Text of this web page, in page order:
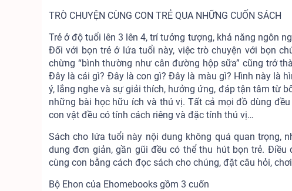
TRÒ CHUYỆN CÙNG CON TRẺ QUA NHỮNG CUỐN SÁCH
Trẻ ở độ tuổi lên 3 lên 4, trí tưởng tượng, khả năng ngôn
Đối với bọn trẻ ở lứa tuổi này, việc trò chuyện với bọn
chừng “bình thường như cân đường hộp sữa” cũng trở
Đây là cái gì? Đây là con gì? Đây là màu gì? Hình này là
ý, lắng nghe và sự giải thích, hưởng ứng, đáp tận tâm từ
những bài học hữu ích và thú vị. Tất cả mọi đồ dùng
con vật đều có tính cách riêng và đặc tính thú vị…
Sách cho lứa tuổi này nội dung không quá quan trọng,
dung đơn giản, gần gũi đều có thể thu hút bọn trẻ.
cùng con bằng cách đọc sách cho chúng, đặt câu hỏi,
Bộ Ehon của Ehomebooks gồm 3 cuốn